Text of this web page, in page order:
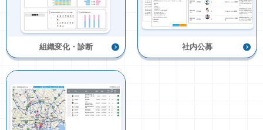
組織変化・診断 社内公募